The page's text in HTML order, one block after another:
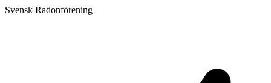
Svensk Radonförening